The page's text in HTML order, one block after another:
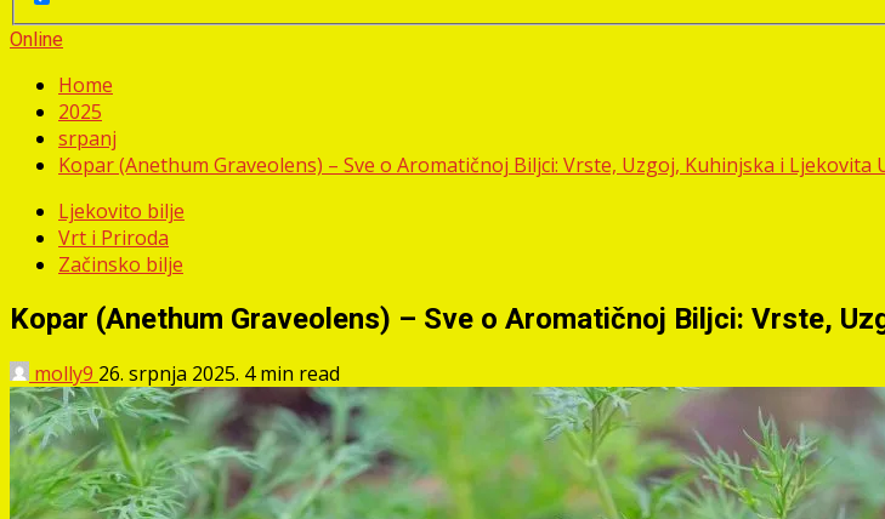
Online
Home
2025
srpanj
Kopar (Anethum Graveolens) – Sve o Aromatičnoj Biljci: Vrste, Uzgoj, Kuhinjska i Ljekovita
Ljekovito bilje
Vrt i Priroda
Začinsko bilje
Kopar (Anethum Graveolens) – Sve o Aromatičnoj Biljci: Vrste,
molly9 26. srpnja 2025. 4 min read